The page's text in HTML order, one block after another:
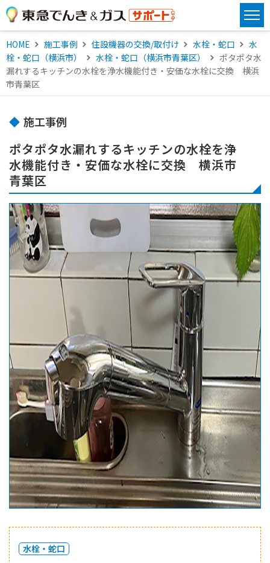
HOME 施工事例 住設機器の交換/取付け 水栓・蛇口
水
栓・蛇口（横浜市）
水栓・蛇口（横浜市青葉区）
ポタポタ水
漏れするキッチンの水栓を浄水機能付き・安価な水栓に交換 横浜
市青葉区
施工事例
ポタポタ水漏れするキッチンの水栓を浄
水機能付き・安価な水栓に交換 横浜市
青葉区
水栓・蛇口